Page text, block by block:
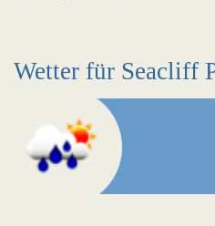
Wetter für Seacliff